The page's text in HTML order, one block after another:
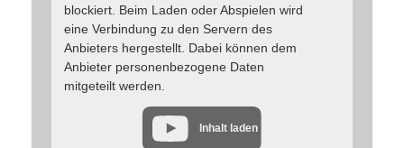
blockiert. Beim Laden oder Abspielen wird
eine Verbindung zu den Servern des
Anbieters hergestellt. Dabei können dem
Anbieter personenbezogene Daten
mitgeteilt werden.
Inhalt laden